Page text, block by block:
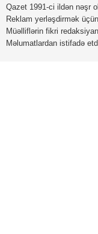
Qazet 1991-ci ildən
Reklam yerləşdirmək
Müəlliflərin fikri
Məlumatlardan istifadə